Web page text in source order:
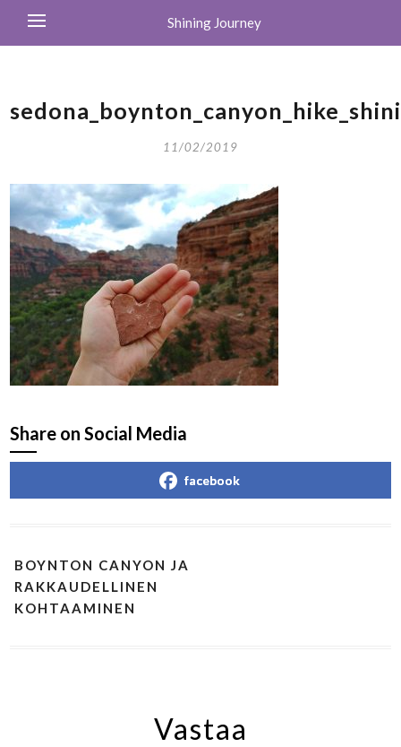
Shining Journey
11/02/2019
Share on Social Media
facebook
BOYNTON CANYON JA
RAKKAUDELLINEN
KOHTAAMINEN
Vastaa